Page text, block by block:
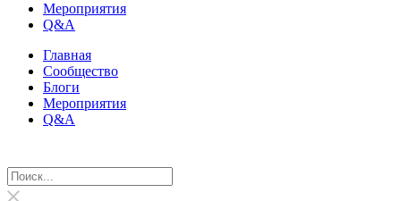
Мероприятия
Q&A
Главная
Сообщество
Блоги
Мероприятия
Q&A